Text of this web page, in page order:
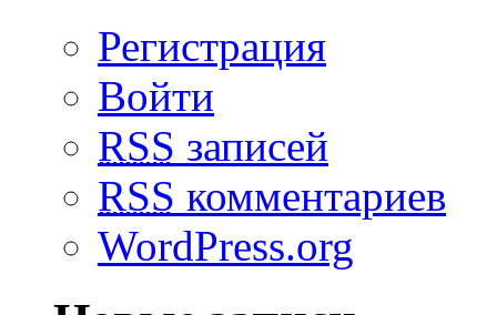
Регистрация
Войти
RSS записей
RSS комментариев
WordPress.org